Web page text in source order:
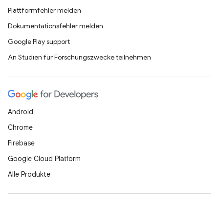
Plattformfehler melden
Dokumentationsfehler melden
Google Play support
An Studien für Forschungszwecke teilnehmen
Android
Chrome
Firebase
Google Cloud Platform
Alle Produkte